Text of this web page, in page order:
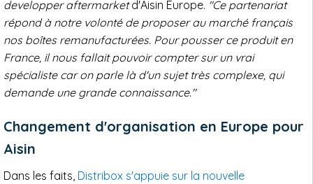
developper aftermarketd'Aisin Europe. "Ce partenariat
répond à notre volonté de proposer au marché français
nos boîtes remanufacturées. Pour pousser ce produit en
France, il nous fallait pouvoir compter sur un vrai
spécialiste car on parle là d'un sujet très complexe, qui
demande une grande connaissance."
Changement d'organisation en Europe pour
Aisin
Dans les faits, Distribox s'appuie sur la nouvelle